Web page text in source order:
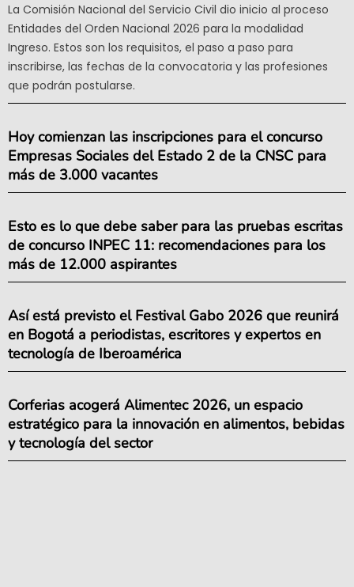
La Comisión Nacional del Servicio Civil dio inicio al proceso
Entidades del Orden Nacional 2026 para la modalidad
Ingreso. Estos son los requisitos, el paso a paso para
inscribirse, las fechas de la convocatoria y las profesiones
que podrán postularse.
Hoy comienzan las inscripciones para el concurso
Empresas Sociales del Estado 2 de la CNSC para
más de 3.000 vacantes
Esto es lo que debe saber para las pruebas escritas
de concurso INPEC 11: recomendaciones para los
más de 12.000 aspirantes
Así está previsto el Festival Gabo 2026 que reunirá
en Bogotá a periodistas, escritores y expertos en
tecnología de Iberoamérica
Corferias acogerá Alimentec 2026, un espacio
estratégico para la innovación en alimentos, bebidas
y tecnología del sector